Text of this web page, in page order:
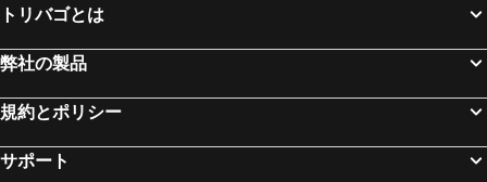
トリバゴとは
弊社の製品
規約とポリシー
サポート